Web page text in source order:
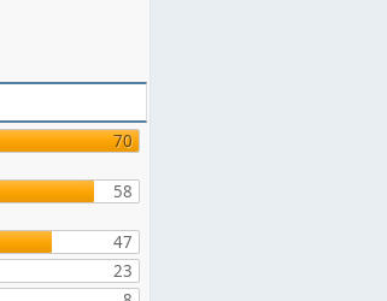
70
58
47
23